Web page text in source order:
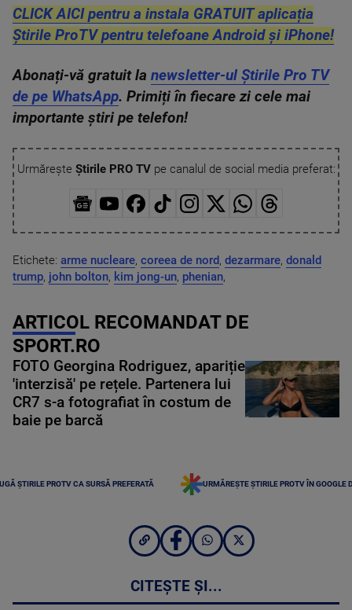
CLICK AICI pentru a instala GRATUIT aplicația
Știrile ProTV pentru telefoane Android și iPhone!
Abonați-vă gratuit la newsletter-ul Știrile Pro TV
de pe WhatsApp. Primiți în fiecare zi cele mai
importante știri pe telefon!
Urmărește Știrile PRO TVpe canalul de social media preferat:
Etichete: arme nucleare, coreea de nord, dezarmare, donald
trump, john bolton, kim jong-un, phenian,
ARTICOL RECOMANDAT DE
SPORT.RO
FOTO Georgina Rodriguez, apariție
'interzisă' pe rețele. Partenera lui
CR7 s-a fotografiat în costum de
baie pe barcă
ȘTIRILE PROTV CA SURSĂ PREFERATĂ URMĂREȘTE ȘTIRILE PROTV ÎN GOOGLE
CITEȘTE ȘI...